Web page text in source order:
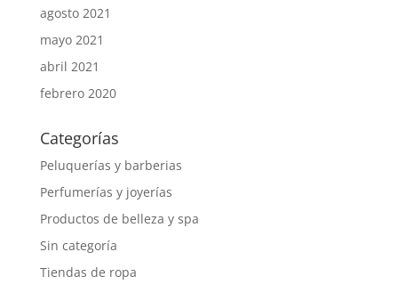
agosto 2021
mayo 2021
abril 2021
febrero 2020
Categorías
Peluquerías y barberias
Perfumerías y joyerías
Productos de belleza y spa
Sin categoría
Tiendas de ropa